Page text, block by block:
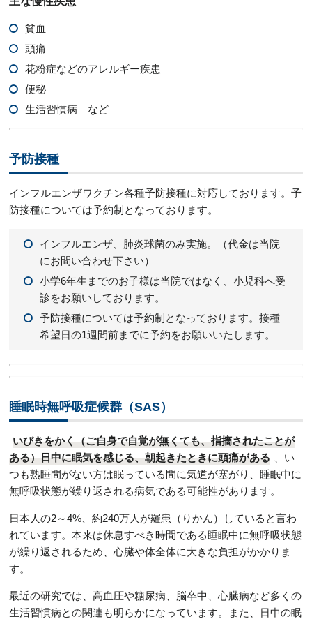
貧血
頭痛
花粉症などのアレルギー疾患
便秘
生活習慣病 など
予防接種
インフルエンザワクチン各種予防接種に対応しております。予
防接種については予約制となっております。
インフルエンザ、肺炎球菌のみ実施。（代金は当院
にお問い合わせ下さい）
小学6年生までのお子様は当院ではなく、小児科へ受
診をお願いしております。
予防接種については予約制となっております。接種
希望日の1週間前までに予約をお願いいたします。
睡眠時無呼吸症候群（SAS）
いびきをかく（ご自身で自覚が無くても、指摘されたことが
ある）日中に眠気を感じる、朝起きたときに頭痛がある
、い
つも熟睡間がない方は眠っている間に気道が塞がり、睡眠中に
無呼吸状態が繰り返される病気である可能性があります。
日本人の2～4%、約240万人が羅患（りかん）していると言わ
れています。本来は休息すべき時間である睡眠中に無呼吸状態
が繰り返されるため、心臓や体全体に大きな負担がかかりま
す。
最近の研究では、高血圧や糖尿病、脳卒中、心臓病など多くの
生活習慣病との関連も明らかになっています。また、日中の眠